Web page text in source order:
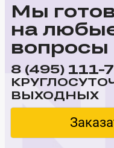
Мы
на
вопросы
8 (495) 111-
ВЫХОДНЫХ